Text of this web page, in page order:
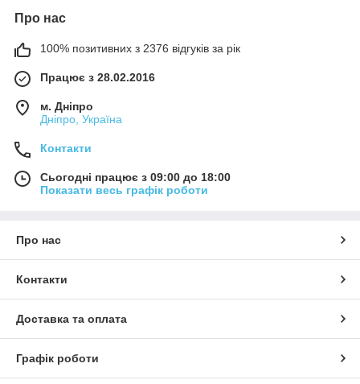
Про нас
100% позитивних з 2376 відгуків за рік
Працює з 28.02.2016
м. Дніпро
Дніпро, Україна
Контакти
Сьогодні працює з 09:00 до 18:00
Показати весь графік роботи
Про нас
Контакти
Доставка та оплата
Графік роботи